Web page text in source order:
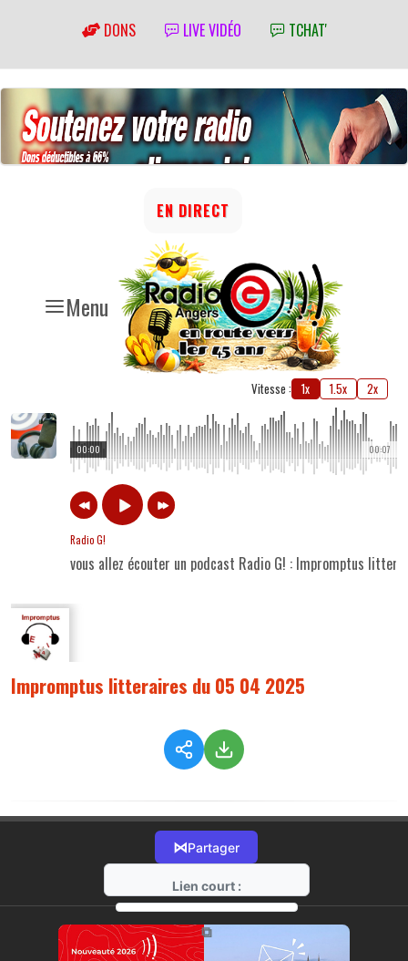
DONS LIVE VIDÉO TCHAT'
Menu
EN DIRECT
Vitesse : 1x 1.5x 2x
00:07
00:00
Radio G!
vous allez écouter un podcast Radio G! : Impromptus
Impromptus litteraires du 05 04 2025
⋈Partager
Lien court :
https://radio-g.fr?17310
⧉